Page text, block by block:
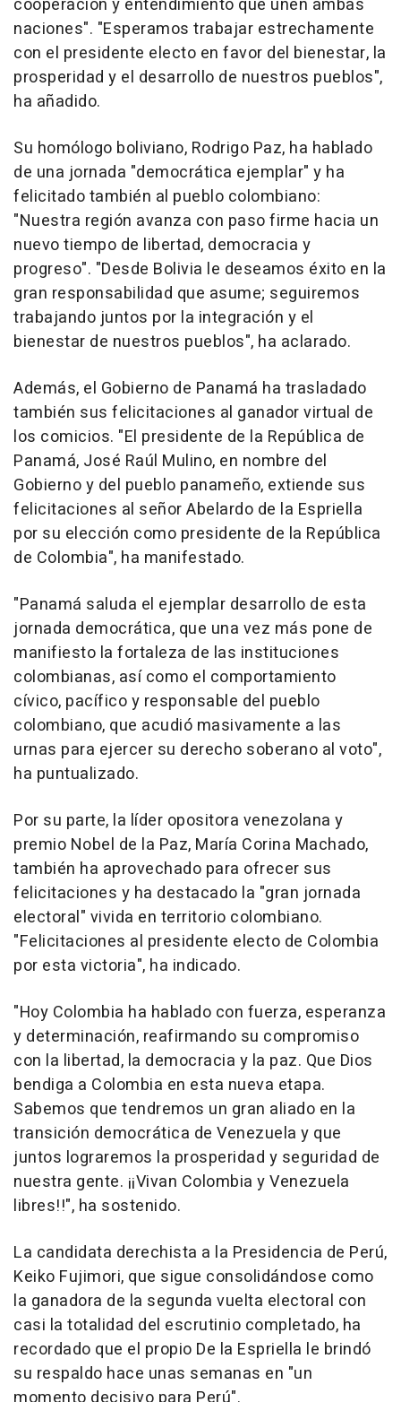
cooperación y entendimiento que unen ambas
naciones". "Esperamos trabajar estrechamente
con el presidente electo en favor del bienestar, la
prosperidad y el desarrollo de nuestros pueblos",
ha añadido.
Su homólogo boliviano, Rodrigo Paz, ha hablado
de una jornada "democrática ejemplar" y ha
felicitado también al pueblo colombiano:
"Nuestra región avanza con paso firme hacia un
nuevo tiempo de libertad, democracia y
progreso". "Desde Bolivia le deseamos éxito en la
gran responsabilidad que asume; seguiremos
trabajando juntos por la integración y el
bienestar de nuestros pueblos", ha aclarado.
Además, el Gobierno de Panamá ha trasladado
también sus felicitaciones al ganador virtual de
los comicios. "El presidente de la República de
Panamá, José Raúl Mulino, en nombre del
Gobierno y del pueblo panameño, extiende sus
felicitaciones al señor Abelardo de la Espriella
por su elección como presidente de la República
de Colombia", ha manifestado.
"Panamá saluda el ejemplar desarrollo de esta
jornada democrática, que una vez más pone de
manifiesto la fortaleza de las instituciones
colombianas, así como el comportamiento
cívico, pacífico y responsable del pueblo
colombiano, que acudió masivamente a las
urnas para ejercer su derecho soberano al voto",
ha puntualizado.
Por su parte, la líder opositora venezolana y
premio Nobel de la Paz, María Corina Machado,
también ha aprovechado para ofrecer sus
felicitaciones y ha destacado la "gran jornada
electoral" vivida en territorio colombiano.
"Felicitaciones al presidente electo de Colombia
por esta victoria", ha indicado.
"Hoy Colombia ha hablado con fuerza, esperanza
y determinación, reafirmando su compromiso
con la libertad, la democracia y la paz. Que Dios
bendiga a Colombia en esta nueva etapa.
Sabemos que tendremos un gran aliado en la
transición democrática de Venezuela y que
juntos lograremos la prosperidad y seguridad de
nuestra gente. ¡¡Vivan Colombia y Venezuela
libres!!", ha sostenido.
La candidata derechista a la Presidencia de Perú,
Keiko Fujimori, que sigue consolidándose como
la ganadora de la segunda vuelta electoral con
casi la totalidad del escrutinio completado, ha
recordado que el propio De la Espriella le brindó
su respaldo hace unas semanas en "un